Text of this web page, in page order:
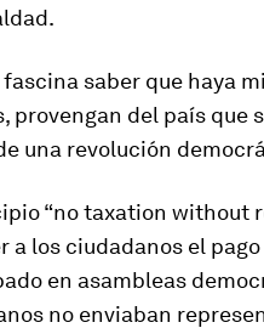
fascina saber que haya
provengan del país que
una revolución
“no taxation without
a los ciudadanos el
en asambleas
no enviaban